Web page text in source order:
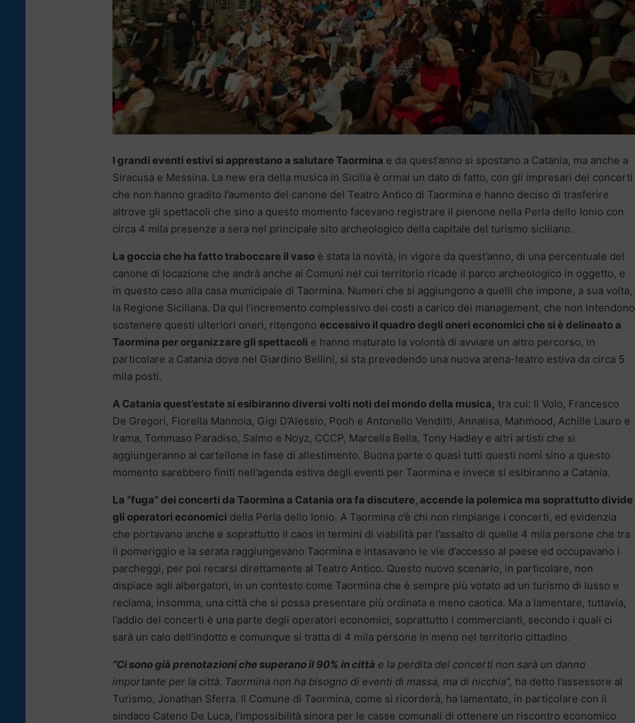
I grandi eventi estivi si apprestano a salutare Taormina e da quest’anno si spostano a Catania, ma anche a
Siracusa e Messina. La new era della musica in Sicilia è ormai un dato di fatto, con gli impresari dei concerti
che non hanno gradito l’aumento del canone del Teatro Antico di Taormina e hanno deciso di trasferire
altrove gli spettacoli che sino a questo momento facevano registrare il pienone nella Perla dello Ionio con
circa 4 mila presenze a sera nel principale sito archeologico della capitale del turismo siciliano.
La goccia che ha fatto traboccare il vaso è stata la novità, in vigore da quest’anno, di una percentuale del
canone di locazione che andrà anche ai Comuni nel cui territorio ricade il parco archeologico in oggetto, e
in questo caso alla casa municipale di Taormina. Numeri che si aggiungono a quelli che impone, a sua volta,
la Regione Siciliana. Da qui l’incremento complessivo dei costi a carico dei management, che non intendono
sostenere questi ulteriori oneri, ritengono eccessivo il quadro degli oneri economici che si è delineato a
Taormina per organizzare gli spettacoli e hanno maturato la volontà di avviare un altro percorso, in
particolare a Catania dove nel Giardino Bellini, si sta prevedendo una nuova arena-teatro estiva da circa 5
mila posti.
A Catania quest’estate si esibiranno diversi volti noti del mondo della musica, tra cui: Il Volo, Francesco
De Gregori, Fiorella Mannoia, Gigi D’Alessio, Pooh e Antonello Venditti, Annalisa, Mahmood, Achille Lauro e
Irama, Tommaso Paradiso, Salmo e Noyz, CCCP, Marcella Bella, Tony Hadley e altri artisti che si
aggiungeranno al cartellone in fase di allestimento. Buona parte o quasi tutti questi nomi sino a questo
momento sarebbero finiti nell’agenda estiva degli eventi per Taormina e invece si esibiranno a Catania.
La “fuga” dei concerti da Taormina a Catania ora fa discutere, accende la polemica ma soprattutto divide
gli operatori economici della Perla dello Ionio. A Taormina c’è chi non rimpiange i concerti, ed evidenzia
che portavano anche e soprattutto il caos in termini di viabilità per l’assalto di quelle 4 mila persone che tra
il pomeriggio e la serata raggiungevano Taormina e intasavano le vie d’accesso al paese ed occupavano i
parcheggi, per poi recarsi direttamente al Teatro Antico. Questo nuovo scenario, in particolare, non
dispiace agli albergatori, in un contesto come Taormina che è sempre più votato ad un turismo di lusso e
reclama, insomma, una città che si possa presentare più ordinata e meno caotica. Ma a lamentare, tuttavia,
l’addio dei concerti è una parte degli operatori economici, soprattutto i commercianti, secondo i quali ci
sarà un calo dell’indotto e comunque si tratta di 4 mila persone in meno nel territorio cittadino.
“Ci sono già prenotazioni che superano il 90% in città e la perdita dei concerti non sarà un danno
importante per la città. Taormina non ha bisogno di eventi di massa, ma di nicchia”, ha detto l’assessore al
Turismo, Jonathan Sferra. Il Comune di Taormina, come si ricorderà, ha lamentato, in particolare con il
sindaco Cateno De Luca, l’impossibilità sinora per le casse comunali di ottenere un riscontro economico